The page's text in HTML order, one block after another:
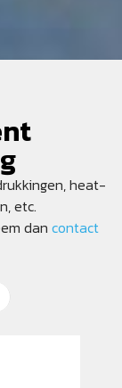
heat-
etc.
dan contact